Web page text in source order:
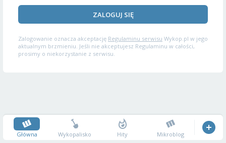
ZALOGUJ SIĘ
Zalogowanie oznacza akceptację Regulaminu serwisu Wykop.pl w jego
aktualnym brzmieniu. Jeśli nie akceptujesz Regulaminu w całości,
prosimy o niekorzystanie z serwisu.
Główna Wykopalisko Hity Mikroblog